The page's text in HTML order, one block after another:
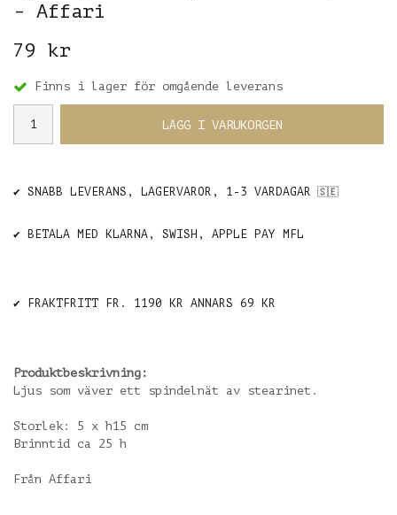
- Affari
79 kr
Finns i lager för omgående leverans
LÄGG I VARUKORGEN
✔️ SNABB LEVERANS, LAGERVAROR, 1-3 VARDAGAR 🇸🇪
✔️ BETALA MED KLARNA, SWISH, APPLE PAY MFL
✔️ FRAKTFRITT FR. 1190 KR ANNARS 69 KR
Produktbeskrivning:
Ljus som väver ett spindelnät av stearinet.
Storlek: 5 x h15 cm
Brinntid ca 25 h
Från Affari